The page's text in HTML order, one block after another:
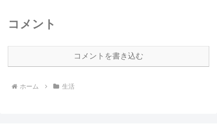
コメント
コメントを書き込む
ホーム 生活